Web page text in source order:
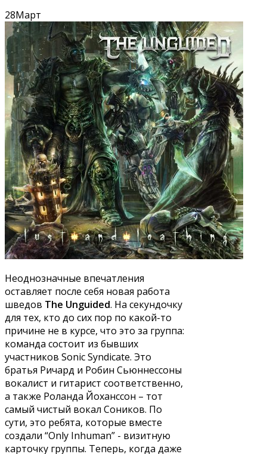
28Март
Неоднозначные впечатления
оставляет после себя новая работа
шведов The Unguided. На секундочку
для тех, кто до сих пор по какой-то
причине не в курсе, что это за группа:
команда состоит из бывших
участников Sonic Syndicate. Это
братья Ричард и Робин Сьюннессоны
вокалист и гитарист соответственно,
а также Роланда Йоханссон – тот
самый чистый вокал Соников. По
сути, это ребята, которые вместе
создали “Only Inhuman” - визитную
карточку группы. Теперь, когда даже